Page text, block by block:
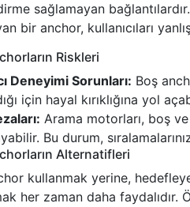
sağlamayan
bir anchor, kullanıcıları
Riskleri
Deneyimi Sorunları: Boş
için hayal kırıklığına yol
Arama motorları, boş
Bu durum,
Alternatifleri
kullanmak yerine,
her zaman daha faydalıdır.